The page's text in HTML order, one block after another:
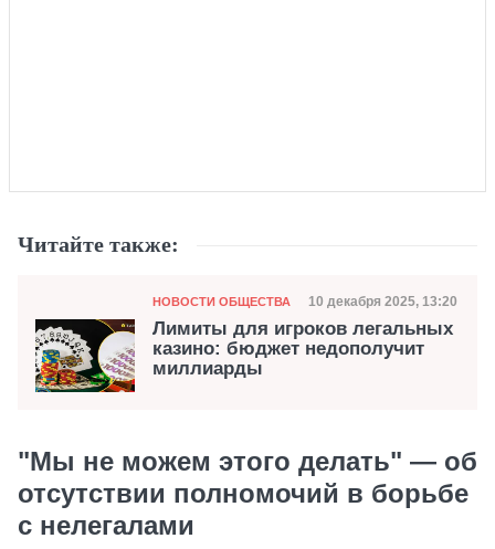
Читайте также:
Категория
НОВОСТИ ОБЩЕСТВА Дата публикации
10 декабря 2025, 13:20
Лимиты для игроков легальных
казино: бюджет недополучит
миллиарды
"Мы не можем этого делать" — об
отсутствии полномочий в борьбе
с нелегалами